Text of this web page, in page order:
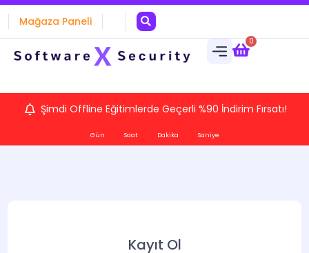
Mağaza Paneli
0
Şimdi Offline Eğitimlerde Geçerli %90 İndirim Fırsatı!
Gün Saat Dakika Saniye
Kayıt Ol